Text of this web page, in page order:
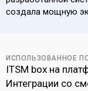
создала мощную
ИСПОЛЬЗОВАННОЕ
ITSM box на
Интеграции со